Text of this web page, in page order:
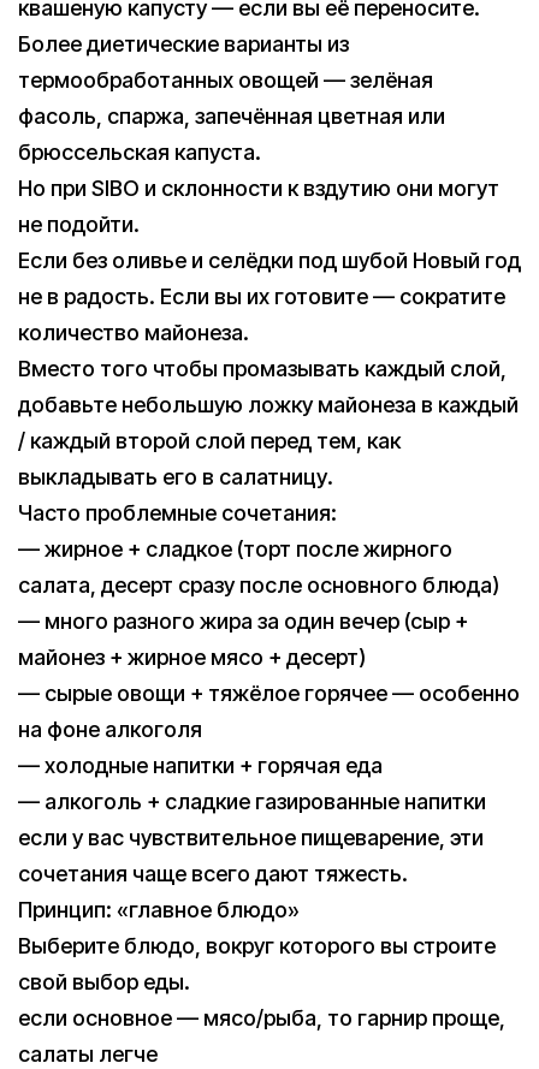
квашеную капусту — если вы её переносите.
Более диетические варианты из
термообработанных овощей — зелёная
фасоль, спаржа, запечённая цветная или
брюссельская капуста.
Но при SIBO и склонности к вздутию они могут
не подойти.
Если без оливье и селёдки под шубой Новый год
не в радость. Если вы их готовите — сократите
количество майонеза.
Вместо того чтобы промазывать каждый слой,
добавьте небольшую ложку майонеза в каждый
/ каждый второй слой перед тем, как
выкладывать его в салатницу.
Часто проблемные сочетания:
— жирное + сладкое (торт после жирного
салата, десерт сразу после основного блюда)
— много разного жира за один вечер (сыр +
майонез + жирное мясо + десерт)
— сырые овощи + тяжёлое горячее — особенно
на фоне алкоголя
— холодные напитки + горячая еда
— алкоголь + сладкие газированные напитки
если у вас чувствительное пищеварение, эти
сочетания чаще всего дают тяжесть.
Принцип: «главное блюдо»
Выберите блюдо, вокруг которого вы строите
свой выбор еды.
если основное — мясо/рыба, то гарнир проще,
салаты легче